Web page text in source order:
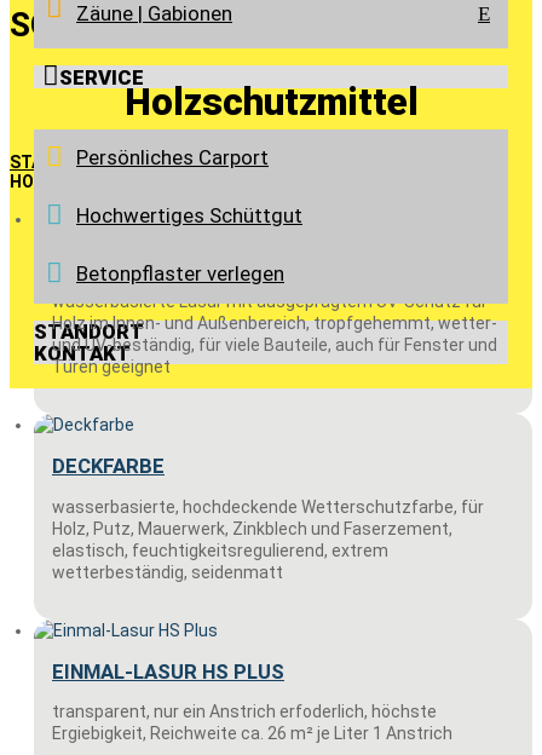
Zäune | Gabionen E
SERVICE
Persönliches Carport
Hochwertiges Schüttgut
Betonpflaster verlegen
STANDORT
KONTAKT
SORTIMENT
Holzschutzmittel
START >SORTIMENT>GARTENPFLEGE | HOLZSCHUTZ
HOLZSCHUTZMITTEL
DAUERSCHUTZ-LASUR (ECO)
wasserbasierte Lasur mit ausgeprägtem UV-Schutz für
Holz im Innen- und Außenbereich, tropfgehemmt, wetter-
und UV-beständig, für viele Bauteile, auch für Fenster und
Türen geeignet
DECKFARBE
wasserbasierte, hochdeckende Wetterschutzfarbe, für
Holz, Putz, Mauerwerk, Zinkblech und Faserzement,
elastisch, feuchtigkeitsregulierend, extrem
wetterbeständig, seidenmatt
EINMAL-LASUR HS PLUS
transparent, nur ein Anstrich erfoderlich, höchste
Ergiebigkeit, Reichweite ca. 26 m² je Liter 1 Anstrich